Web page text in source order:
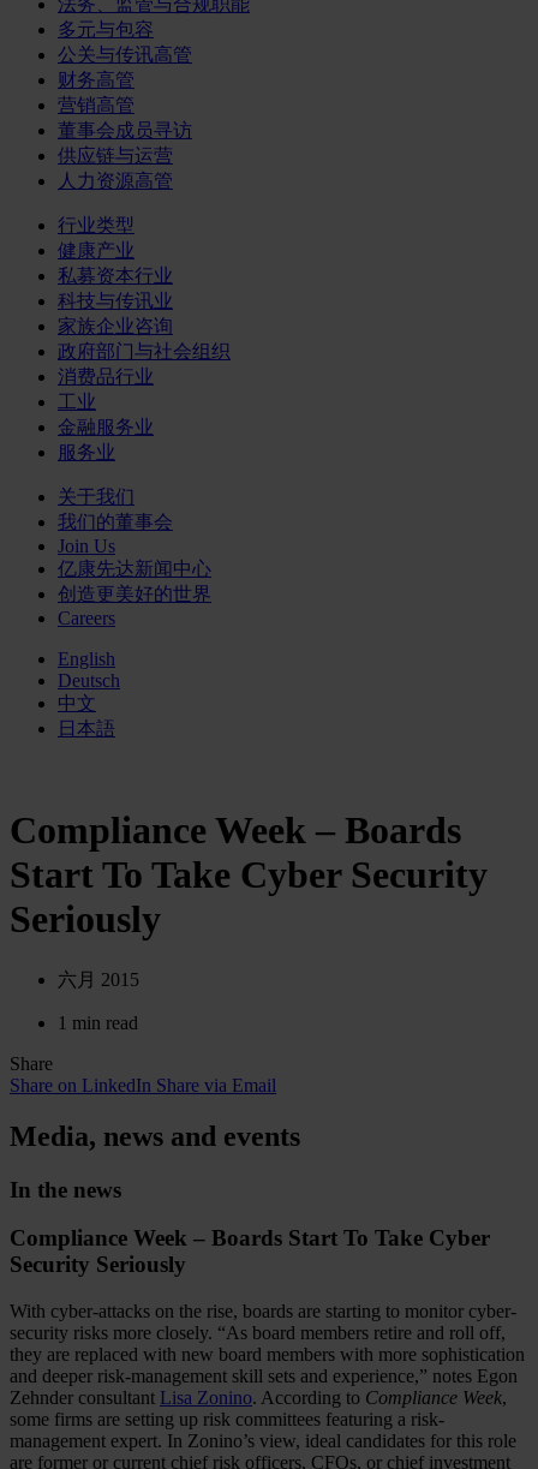
法务、监管与合规职能
多元与包容
公关与传讯高管
财务高管
营销高管
董事会成员寻访
供应链与运营
人力资源高管
行业类型
健康产业
私募资本行业
科技与传讯业
家族企业咨询
政府部门与社会组织
消费品行业
工业
金融服务业
服务业
关于我们
我们的董事会
Join Us
亿康先达新闻中心
创造更美好的世界
Careers
English
Deutsch
中文
日本語
Compliance Week – Boards
Start To Take Cyber Security
Seriously
六月 2015
1 min read
Share
Share on LinkedIn Share via Email
Media, news and events
In the news
Compliance Week – Boards Start To Take Cyber
Security Seriously
With cyber-attacks on the rise, boards are starting to monitor cyber-
security risks more closely. “As board members retire and roll off,
they are replaced with new board members with more sophistication
and deeper risk-management skill sets and experience,” notes Egon
Zehnder consultant Lisa Zonino. According to Compliance Week,
some firms are setting up risk committees featuring a risk-
management expert. In Zonino’s view, ideal candidates for this role
are former or current chief risk officers, CFOs, or chief investment